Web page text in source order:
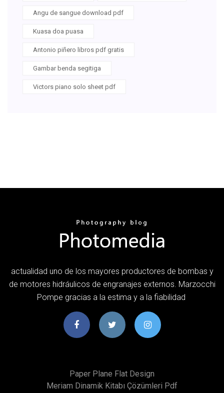
Angu de sangue download pdf
Kuasa doa puasa
Antonio piñero libros pdf gratis
Gambar benda segitiga
Victors piano solo sheet pdf
actualidad uno de los mayores productores de bombas y
de motores hidráulicos de engranajes externos. Marzocchi
Pompe gracias a la estima y a la fiabilidad
Paper Plane Flat Design
Meriam Dinamik Kitabı Çözümleri Pdf